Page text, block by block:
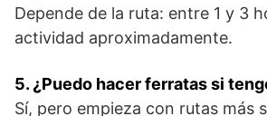
Depende de la ruta: entre 1 y 3
actividad aproximadamente.
5. ¿Puedo hacer ferratas si
Sí, pero empieza con rutas más